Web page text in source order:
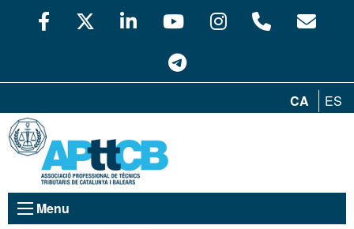
CA ES
Menu